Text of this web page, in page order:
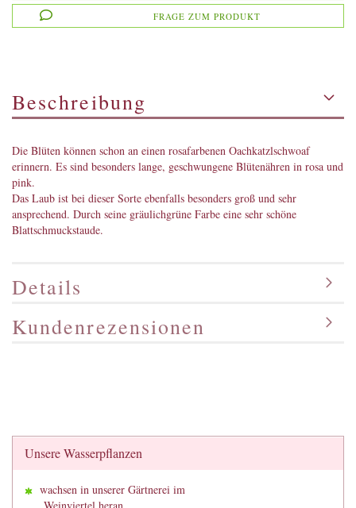
FRAGE ZUM PRODUKT
Beschreibung
Die Blüten können schon an einen rosafarbenen Oachkatzlschwoaf
erinnern. Es sind besonders lange, geschwungene Blütenähren in rosa und
pink.
Das Laub ist bei dieser Sorte ebenfalls besonders groß und sehr
ansprechend. Durch seine gräulichgrüne Farbe eine sehr schöne
Blattschmuckstaude.
Details
Kundenrezensionen
Unsere Wasserpflanzen
wachsen in unserer Gärtnerei im